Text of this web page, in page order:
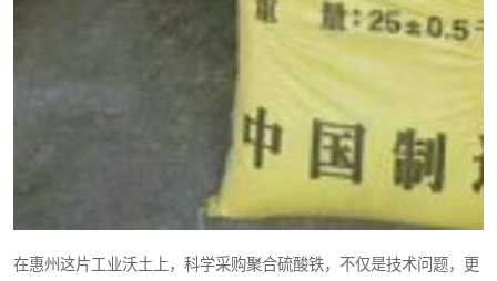
在惠州这片工业沃土上，科学采购聚合硫酸铁，不仅是技术问题，更